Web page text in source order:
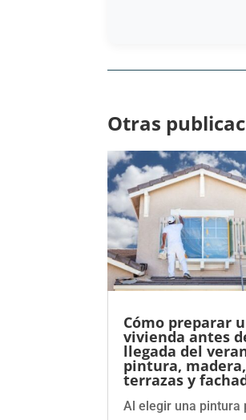
Otras
Cómo preparar
vivienda antes
llegada del
pintura, madera,
terrazas y
Al elegir una pintura